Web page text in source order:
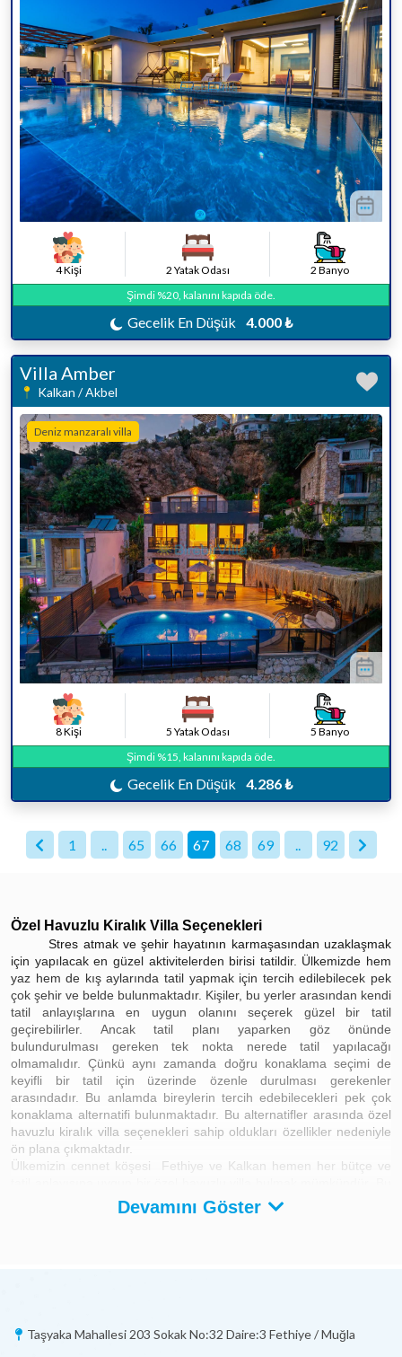
4 Kişi 2 Yatak Odası
2 Banyo
Şimdi %20, kalanını kapıda öde.
Gecelik En Düşük 4.000 ₺
Villa Amber
Kalkan / Akbel
Deniz manzaralı villa
8 Kişi 5 Yatak Odası
5 Banyo
Şimdi %15, kalanını kapıda öde.
Gecelik En Düşük 4.286 ₺
1 .. 65 66 67 68 69 .. 92
Özel Havuzlu Kiralık Villa Seçenekleri
Stres atmak ve şehir hayatının karmaşasından uzaklaşmak
için yapılacak en güzel aktivitelerden birisi tatildir. Ülkemizde hem
yaz hem de kış aylarında tatil yapmak için tercih edilebilecek pek
çok şehir ve belde bulunmaktadır. Kişiler, bu yerler arasından kendi
tatil anlayışlarına en uygun olanını seçerek güzel bir tatil
geçirebilirler. Ancak tatil planı yaparken göz önünde
bulundurulması gereken tek nokta nerede tatil yapılacağı
olmamalıdır. Çünkü aynı zamanda doğru konaklama seçimi de
keyifli bir tatil için üzerinde özenle durulması gerekenler
arasındadır. Bu anlamda bireylerin tercih edebilecekleri pek çok
konaklama alternatifi bulunmaktadır. Bu alternatifler arasında özel
havuzlu kiralık villa seçenekleri sahip oldukları özellikler nedeniyle
ön plana çıkmaktadır.
Ülkemizin cennet köşesi Fethiye ve Kalkan hemen her bütçe ve
muhafazakâr villalar , gözlerden uzak özel bir tatil
geçirmek isteyenler için en ideal seçenektir. Yine Fethiye ve
konaklayan kişilerin kullanımına tahsis edilmektedir. Yani tatilciler,
Devamını Göster
Taşyaka Mahallesi 203 Sokak No:32 Daire:3 Fethiye / Muğla